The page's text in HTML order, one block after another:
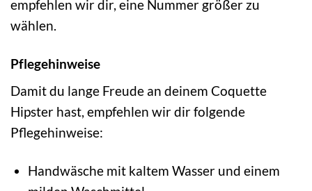
empfehlen wir dir, eine Nummer größer zu
wählen.
Pflegehinweise
Damit du lange Freude an deinem Coquette
Hipster hast, empfehlen wir dir folgende
Pflegehinweise:
Handwäsche mit kaltem Wasser und einem